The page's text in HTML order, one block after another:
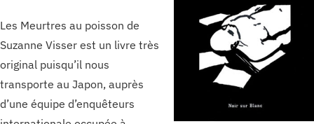
Les Meurtres au poisson de
Suzanne Visser est un livre très
original puisqu’il nous
transporte au Japon, auprès
d’une équipe d’enquêteurs